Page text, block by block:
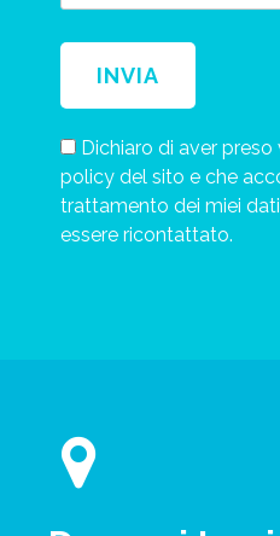
Dichiaro di aver
policy del sito e che
trattamento dei miei
essere ricontattato.